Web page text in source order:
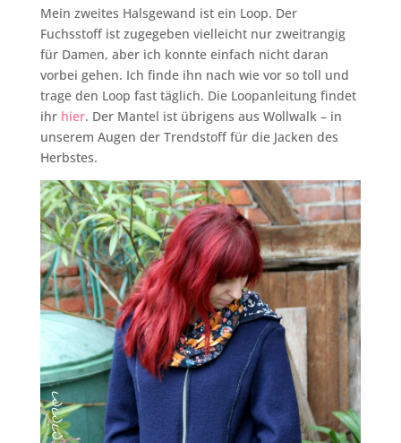
Mein zweites Halsgewand ist ein Loop. Der
Fuchsstoff ist zugegeben vielleicht nur zweitrangig
für Damen, aber ich konnte einfach nicht daran
vorbei gehen. Ich finde ihn nach wie vor so toll und
trage den Loop fast täglich. Die Loopanleitung findet
ihr hier. Der Mantel ist übrigens aus Wollwalk – in
unserem Augen der Trendstoff für die Jacken des
Herbstes.